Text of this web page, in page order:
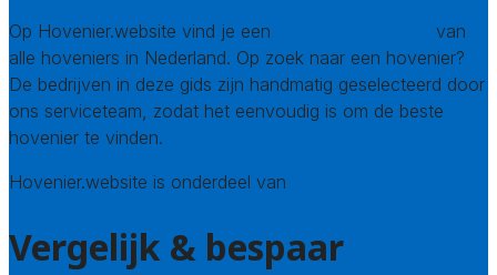
Op Hovenier.website vind je een
van
alle hoveniers in Nederland. Op zoek naar een hovenier?
De bedrijven in deze gids zijn handmatig geselecteerd door
ons serviceteam, zodat het eenvoudig is om de beste
hovenier te vinden.
Hovenier.website is onderdeel van
Vergelijk & bespaar